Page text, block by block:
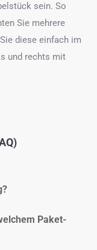
sein. So
Sie mehrere
diese einfach im
und rechts mit
Paket-